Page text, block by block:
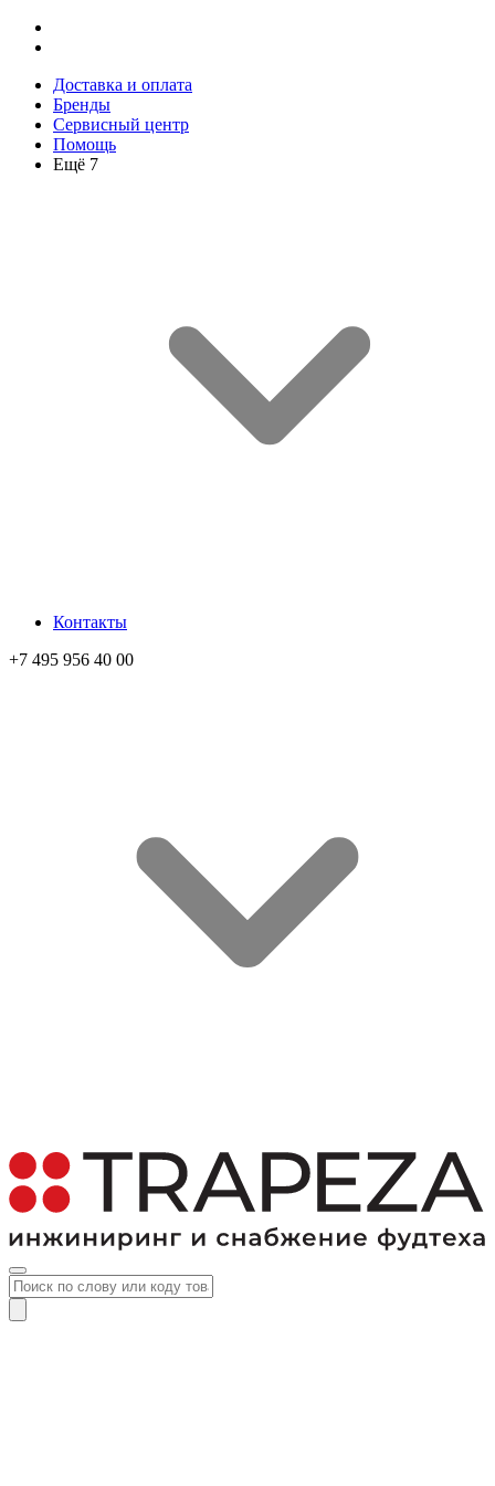
Доставка и оплата
Бренды
Сервисный центр
Помощь
Ещё 7
Контакты
+7 495 956 40 00